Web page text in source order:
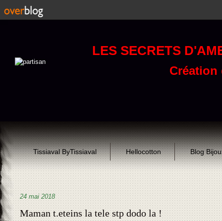
LES SECRETS
Création
Tissiaval ByTissiaval Hellocotton Blog
24 mai 2018
Maman t.eteins la tele stp dodo la !